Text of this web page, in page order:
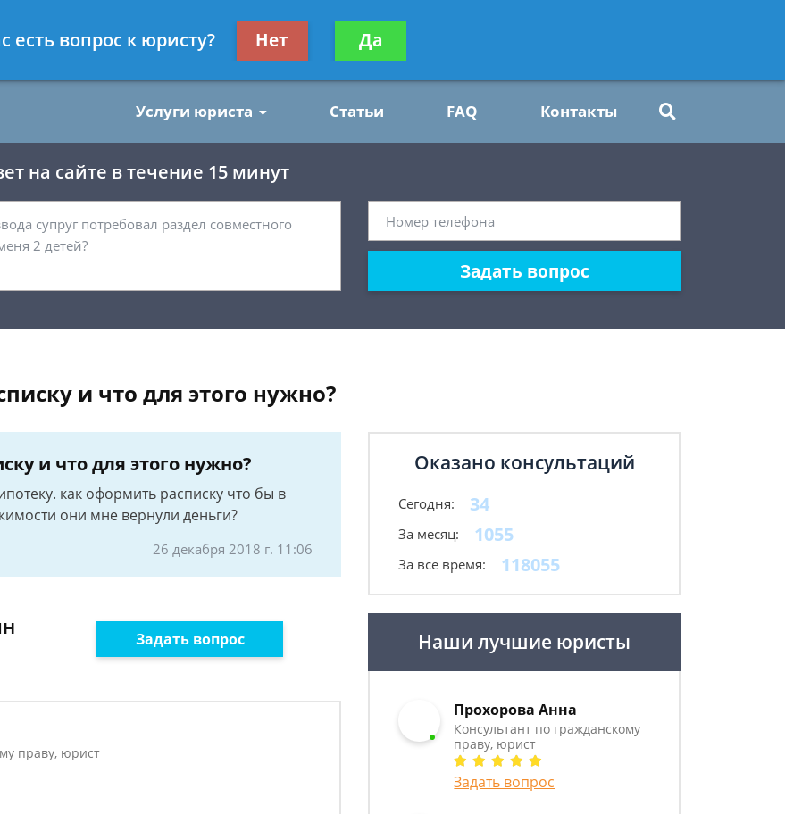
делам
Получите консультацию
бесплатно
Услуги юриста Статьи FAQ Контакты
на сайте в течение 15 минут
Задать вопрос
и что для этого нужно?
и что для этого нужно?
как оформить расписку что бы в
они мне вернули деньги?
26 декабря 2018 г. 11:06
Задать вопрос
праву, юрист
Оказано консультаций
Сегодня: 34
За месяц: 1055
За все время: 118055
Наши лучшие юристы
Прохорова Анна
Консультант по гражданскому
праву, юрист
Задать вопрос
есть вопрос к юристу? Нет Да